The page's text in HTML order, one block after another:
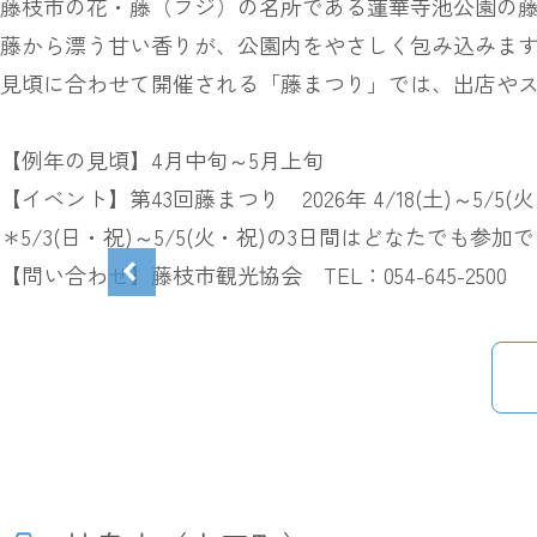
藤から漂う甘い香りが、公園内をやさしく包み込みま
見頃に合わせて開催される「藤まつり」では、出店
【例年の見頃】4月中旬～5月上旬
【イベント】第43回藤まつり 2026年 4/18(土)～5/5(
＊5/3(日・祝)～5/5(火・祝)の3日間はどなたでも参加
【問い合わせ】藤枝市観光協会 TEL：054-645-2500